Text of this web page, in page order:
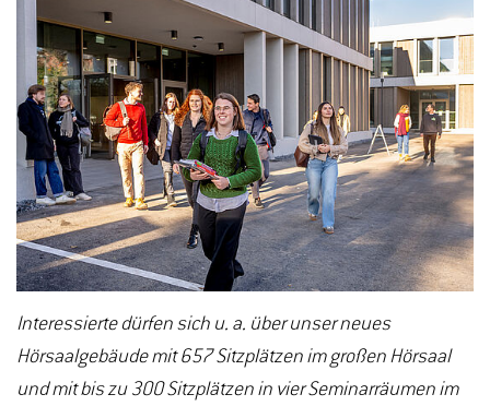
Interessierte dürfen sich u. a. über unser neues
Hörsaalgebäude mit 657 Sitzplätzen im großen Hörsaal
und mit bis zu 300 Sitzplätzen in vier Seminarräumen im